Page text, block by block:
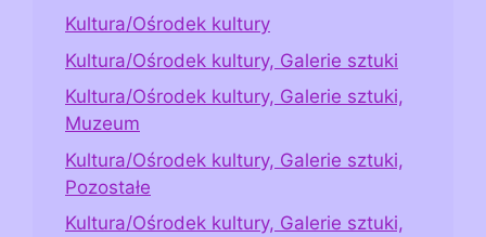
Kultura/Ośrodek kultury
Kultura/Ośrodek kultury, Galerie sztuki
Kultura/Ośrodek kultury, Galerie sztuki,
Muzeum
Kultura/Ośrodek kultury, Galerie sztuki,
Pozostałe
Kultura/Ośrodek kultury, Galerie sztuki,